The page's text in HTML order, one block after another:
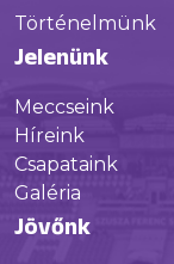
Történelmünk
Jelenünk
Meccseink
Híreink
Csapataink
Galéria
Jövőnk